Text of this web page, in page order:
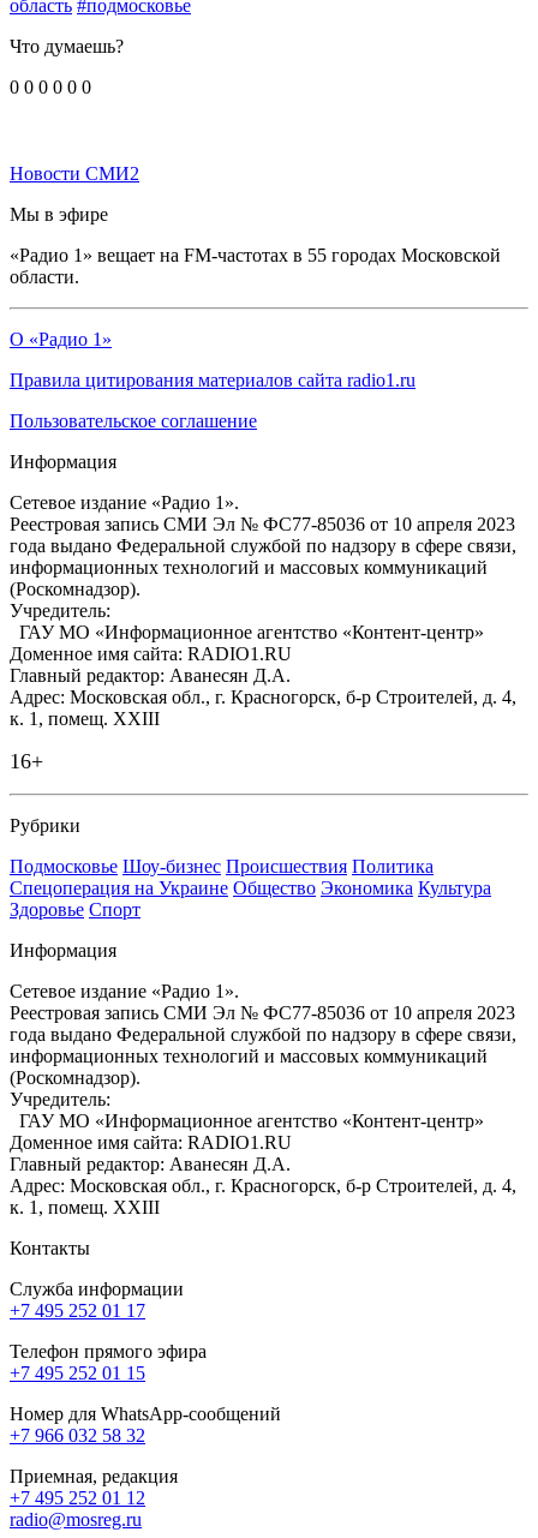
область #подмосковье
Что думаешь?
0 0 0 0 0 0
Новости СМИ2
Мы в эфире
«Радио 1» вещает на FM-частотах в 55 городах Московской
области.
О «Радио 1»
Правила цитирования материалов сайта radio1.ru
Пользовательское соглашение
Информация
Сетевое издание «Радио 1».
Реестровая запись СМИ Эл № ФС77-85036 от 10 апреля 2023
года выдано Федеральной службой по надзору в сфере связи,
информационных технологий и массовых коммуникаций
(Роскомнадзор).
Учредитель:
ГАУ МО «Информационное агентство «Контент-центр»
Доменное имя сайта: RADIO1.RU
Главный редактор: Аванесян Д.А.
Адрес: Московская обл., г. Красногорск, б-р Строителей, д. 4,
к. 1, помещ. XXIII
16+
Рубрики
Подмосковье Шоу-бизнес Происшествия Политика
Спецоперация на Украине Общество Экономика Культура
Здоровье Спорт
Информация
Сетевое издание «Радио 1».
Реестровая запись СМИ Эл № ФС77-85036 от 10 апреля 2023
года выдано Федеральной службой по надзору в сфере связи,
информационных технологий и массовых коммуникаций
(Роскомнадзор).
Учредитель:
ГАУ МО «Информационное агентство «Контент-центр»
Доменное имя сайта: RADIO1.RU
Главный редактор: Аванесян Д.А.
Адрес: Московская обл., г. Красногорск, б-р Строителей, д. 4,
к. 1, помещ. XXIII
Контакты
Служба информации
+7 495 252 01 17
Телефон прямого эфира
+7 495 252 01 15
Номер для WhatsApp-сообщений
+7 966 032 58 32
Приемная, редакция
+7 495 252 01 12
radio@mosreg.ru